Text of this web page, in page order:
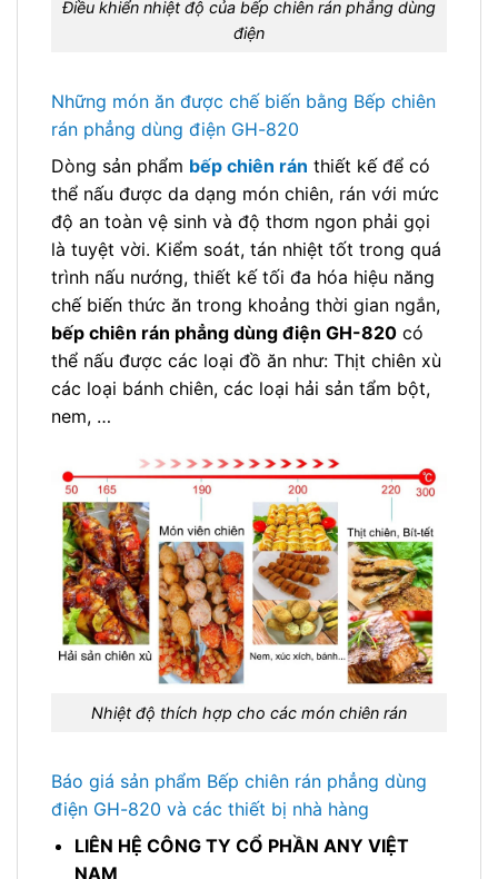
Điều khiển nhiệt độ của bếp chiên rán phẳng dùng
điện
Những món ăn được chế biến bằng Bếp chiên
rán phẳng dùng điện GH-820
Dòng sản phẩm bếp chiên rán thiết kế để có
thể nấu được da dạng món chiên, rán với mức
độ an toàn vệ sinh và độ thơm ngon phải gọi
là tuyệt vời. Kiểm soát, tán nhiệt tốt trong quá
trình nấu nướng, thiết kế tối đa hóa hiệu năng
chế biến thức ăn trong khoảng thời gian ngắn,
bếp chiên rán phẳng dùng điện GH-820 có
thể nấu được các loại đồ ăn như: Thịt chiên xù
các loại bánh chiên, các loại hải sản tẩm bột,
nem, …
Nhiệt độ thích hợp cho các món chiên rán
Báo giá sản phẩm Bếp chiên rán phẳng dùng
điện GH-820 và các thiết bị nhà hàng
LIÊN HỆ CÔNG TY CỔ PHẦN ANY VIỆT
NAM